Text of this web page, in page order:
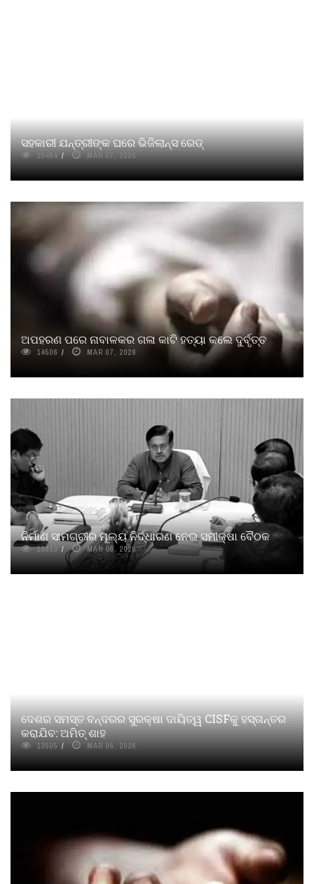
ସହକାରୀ ଯନ୍ତ୍ରୀଙ୍କ ଘରେ ଭିଜିଲାନ୍ସ ରେଡ୍
15464 MAR 07, 2026
ଅପହରଣ ପରେ ନାବାଳକର ଗଳା କାଟି ହତ୍ୟା କଲେ ଦୁର୍ବୃତ୍ତ
14506 MAR 07, 2026
ନିର୍ମାଣ ସାମଗ୍ରୀର ମୂଲ୍ୟ ନିର୍ଦ୍ଧାରଣ ନେଇ ସମୀକ୍ଷା ବୈଠକ
13913 MAR 06, 2026
ଦେଶର ସମସ୍ତ ବନ୍ଦରର ସୁରକ୍ଷା ଦାୟିତ୍ୱ CISFକୁ ହସ୍ତାନ୍ତର
କରାଯିବ: ଅମିତ୍ ଶାହ
13505 MAR 06, 2026